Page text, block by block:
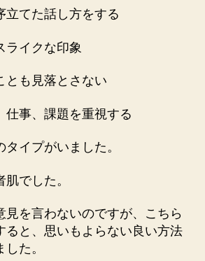
立てた話し方をする
ライクな印象
とも見落とさない
仕事、課題を重視する
イプがいました。
でした。
見を言わないのですが、こちら
ると、思いもよらない良い方法
た。